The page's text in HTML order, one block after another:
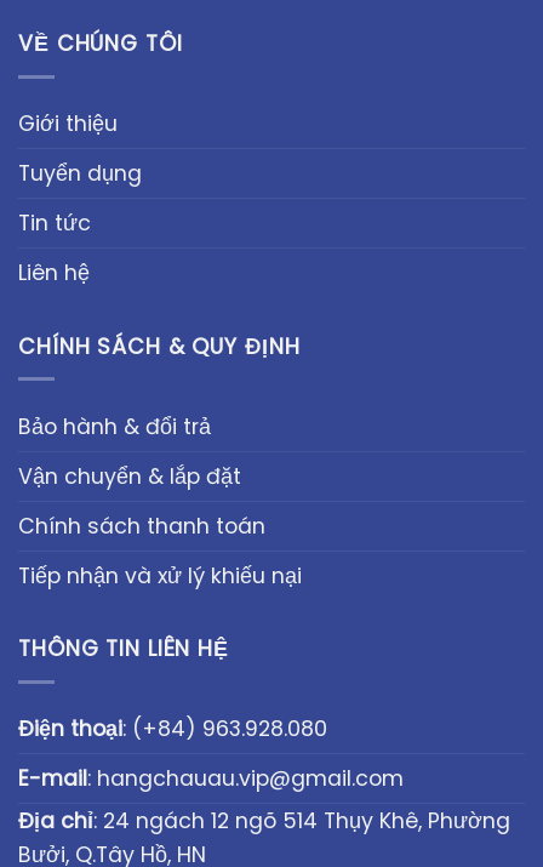
VỀ CHÚNG TÔI
Giới thiệu
Tuyển dụng
Tin tức
Liên hệ
CHÍNH SÁCH & QUY ĐỊNH
Bảo hành & đổi trả
Vận chuyển & lắp đặt
Chính sách thanh toán
Tiếp nhận và xử lý khiếu nại
THÔNG TIN LIÊN HỆ
Điện thoại: (+84) 963.928.080
E-mail: hangchauau.vip@gmail.com
Địa chỉ: 24 ngách 12 ngõ 514 Thụy Khê, Phường
Bưởi, Q.Tây Hồ, HN